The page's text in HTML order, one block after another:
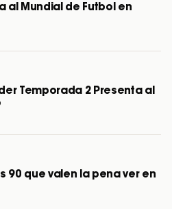
al Mundial de Futbol en
Temporada 2 Presenta al
90 que valen la pena ver en